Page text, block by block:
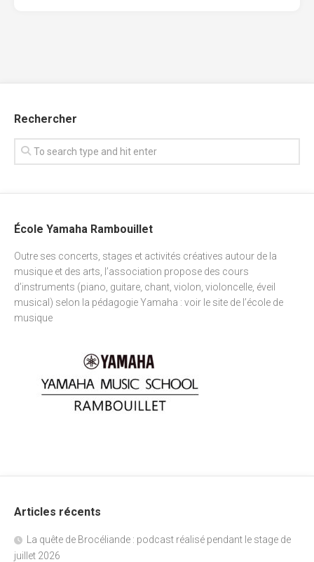
Rechercher
École Yamaha Rambouillet
Outre ses concerts, stages et activités créatives autour de la
musique et des arts, l’association propose des cours
d’instruments (piano, guitare, chant, violon, violoncelle, éveil
musical) selon la pédagogie Yamaha : voir le site de l’école de
musique
Articles récents
La quête de Brocéliande : podcast réalisé pendant le stage de
juillet 2026